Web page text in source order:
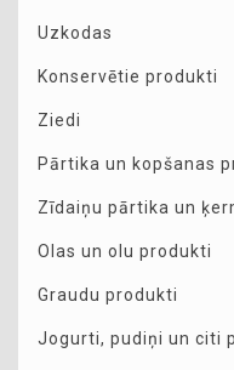
Uzkodas
Konservētie produkti
Ziedi
Pārtika un kopšanas
Zīdaiņu pārtika un
Olas un olu produkti
Graudu produkti
Jogurti, pudiņi un citi